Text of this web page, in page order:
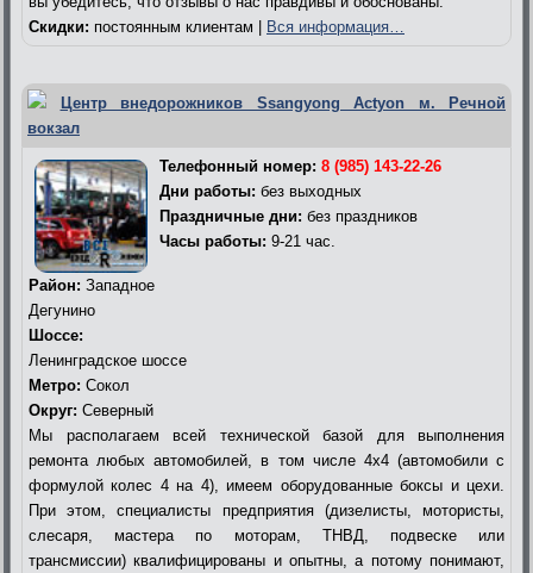
Скидки: постоянным клиентам | Вся информация…
Центр внедорожников Ssangyong Actyon м. Речной
вокзал
Телефонный номер: 8 (985) 143-22-26
Дни работы: без выходных
Праздничные дни: без праздников
Часы работы: 9-21 час.
Район: Западное
Дегунино
Шоссе:
Ленинградское шоссе
Метро: Сокол
Округ: Северный
Мы располагаем всей технической базой для выполнения
ремонта любых автомобилей, в том числе 4х4 (автомобили с
формулой колес 4 на 4), имеем оборудованные боксы и цехи.
При этом, специалисты предприятия (дизелисты, мотористы,
слесаря, мастера по моторам, ТНВД, подвеске или
трансмиссии) квалифицированы и опытны, а потому понимают,